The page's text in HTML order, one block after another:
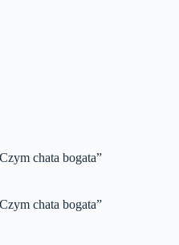
chata bogata”
chata bogata”